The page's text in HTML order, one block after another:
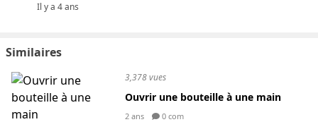
Il y a 4 ans
Similaires
3,378 vues
Ouvrir une bouteille à une main
2 ans 0 com